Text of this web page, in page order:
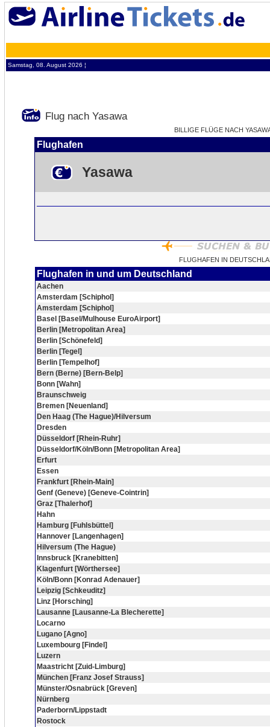
Samstag, 08. August 2026 ¦
Flug nach Yasawa
BILLIGE FLÜGE NACH
Flughafen
Yasawa
FLUGHAFEN IN
Flughafen in und um Deutschland
Aachen
Amsterdam [Schiphol]
Amsterdam [Schiphol]
Basel [Basel/Mulhouse EuroAirport]
Berlin [Metropolitan Area]
Berlin [Schönefeld]
Berlin [Tegel]
Berlin [Tempelhof]
Bern (Berne) [Bern-Belp]
Bonn [Wahn]
Braunschweig
Bremen [Neuenland]
Den Haag (The Hague)/Hilversum
Dresden
Düsseldorf [Rhein-Ruhr]
Düsseldorf/Köln/Bonn [Metropolitan Area]
Erfurt
Essen
Frankfurt [Rhein-Main]
Genf (Geneve) [Geneve-Cointrin]
Graz [Thalerhof]
Hahn
Hamburg [Fuhlsbüttel]
Hannover [Langenhagen]
Hilversum (The Hague)
Innsbruck [Kranebitten]
Klagenfurt [Wörthersee]
Köln/Bonn [Konrad Adenauer]
Leipzig [Schkeuditz]
Linz [Horsching]
Lausanne [Lausanne-La Blecherette]
Locarno
Lugano [Agno]
Luxembourg [Findel]
Luzern
Maastricht [Zuid-Limburg]
München [Franz Josef Strauss]
Münster/Osnabrück [Greven]
Nürnberg
Paderborn/Lippstadt
Rostock